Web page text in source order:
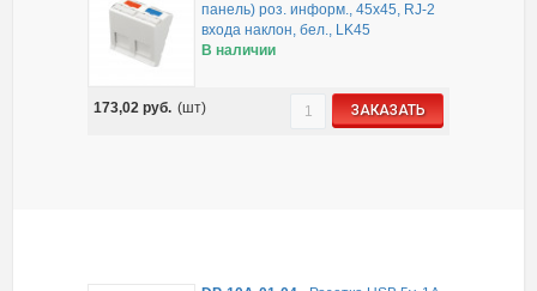
панель) роз. информ., 45x45, RJ-2
входа наклон, бел., LK45
В наличии
173,02 руб. (шт) ЗАКАЗАТЬ